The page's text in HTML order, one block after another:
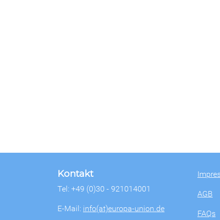
Kontakt
Tel: +49 (0)30 - 921014001
E-Mail: info(at)europa-union.de
AGB
FAQs